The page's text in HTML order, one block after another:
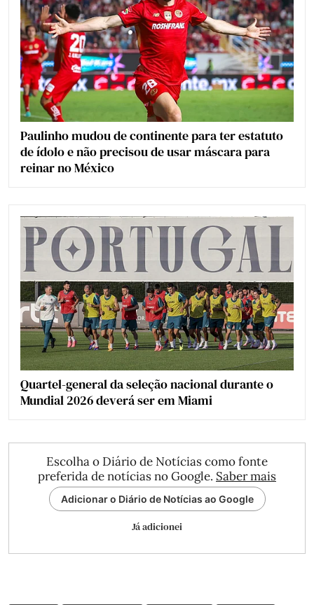
Paulinho mudou de continente para ter estatuto
de ídolo e não precisou de usar máscara para
reinar no México
Quartel-general da seleção nacional durante o
Mundial 2026 deverá ser em Miami
Escolha o Diário de Notícias como fonte
preferida de notícias no Google. Saber mais
Adicionar o Diário de Notícias ao Google
Já adicionei